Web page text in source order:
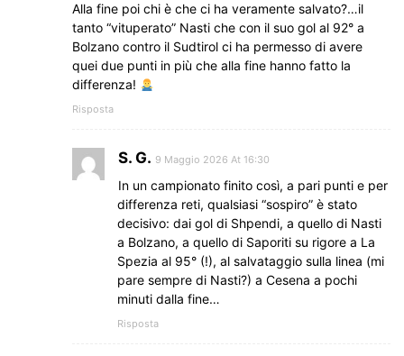
Alla fine poi chi è che ci ha veramente salvato?…il
tanto “vituperato” Nasti che con il suo gol al 92° a
Bolzano contro il Sudtirol ci ha permesso di avere
quei due punti in più che alla fine hanno fatto la
differenza!
Risposta
S. G. 9 Maggio 2026 At 16:30
In un campionato finito così, a pari punti e per
differenza reti, qualsiasi “sospiro” è stato
decisivo: dai gol di Shpendi, a quello di Nasti
a Bolzano, a quello di Saporiti su rigore a La
Spezia al 95° (!), al salvataggio sulla linea (mi
pare sempre di Nasti?) a Cesena a pochi
minuti dalla fine…
Risposta